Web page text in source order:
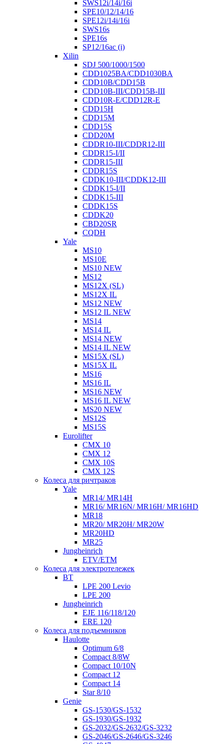
SWS12i/14i/16i
SPE10/12/14/16
SPE12i/14i/16i
SWS16s
SPE16s
SP12/16ac (i)
Xilin
SDJ 500/1000/1500
CDD1025BA/CDD1030BA
CDD10B/CDD15B
CDD10B-III/CDD15B-III
CDD10R-E/CDD12R-E
CDD15H
CDD15M
CDD15S
CDD20M
CDDR10-III/CDDR12-III
CDDR15-I/II
CDDR15-III
CDDR15S
CDDK10-III/CDDK12-III
CDDK15-I/II
CDDK15-III
CDDK15S
CDDK20
CBD20SR
CQDH
Yale
MS10
MS10E
MS10 NEW
MS12
MS12X (SL)
MS12X IL
MS12 NEW
MS12 IL NEW
MS14
MS14 IL
MS14 NEW
MS14 IL NEW
MS15X (SL)
MS15X IL
MS16
MS16 IL
MS16 NEW
MS16 IL NEW
MS20 NEW
MS12S
MS15S
Eurolifter
CMX 10
CMX 12
CMX 10S
CMX 12S
Колеса для ричтраков
Yale
MR14/ MR14H
MR16/ MR16N/ MR16H/ MR16HD
MR18
MR20/ MR20H/ MR20W
MR20HD
MR25
Jungheinrich
ETV/ETM
Колеса для электротележек
BT
LPE 200 Levio
LPE 200
Jungheinrich
EJE 116/118/120
ERE 120
Колеса для подъемников
Haulotte
Optimum 6/8
Compact 8/8W
Compact 10/10N
Compact 12
Compact 14
Star 8/10
Genie
GS-1530/GS-1532
GS-1930/GS-1932
GS-2032/GS-2632/GS-3232
GS-2046/GS-2646/GS-3246